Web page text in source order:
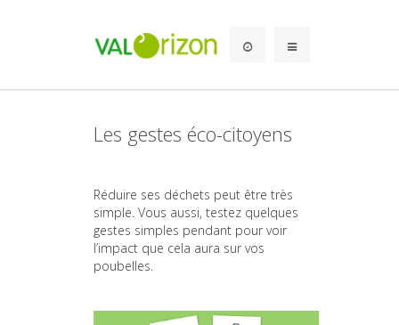
Les gestes éco-citoyens
Réduire ses déchets peut être très
simple. Vous aussi, testez quelques
gestes simples pendant pour voir
l’impact que cela aura sur vos
poubelles.